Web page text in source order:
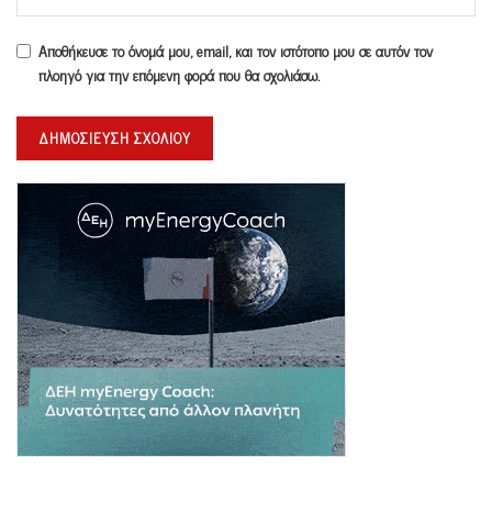
Αποθήκευσε το όνομά μου, email, και τον ιστότοπο μου σε αυτόν τον
πλοηγό για την επόμενη φορά που θα σχολιάσω.